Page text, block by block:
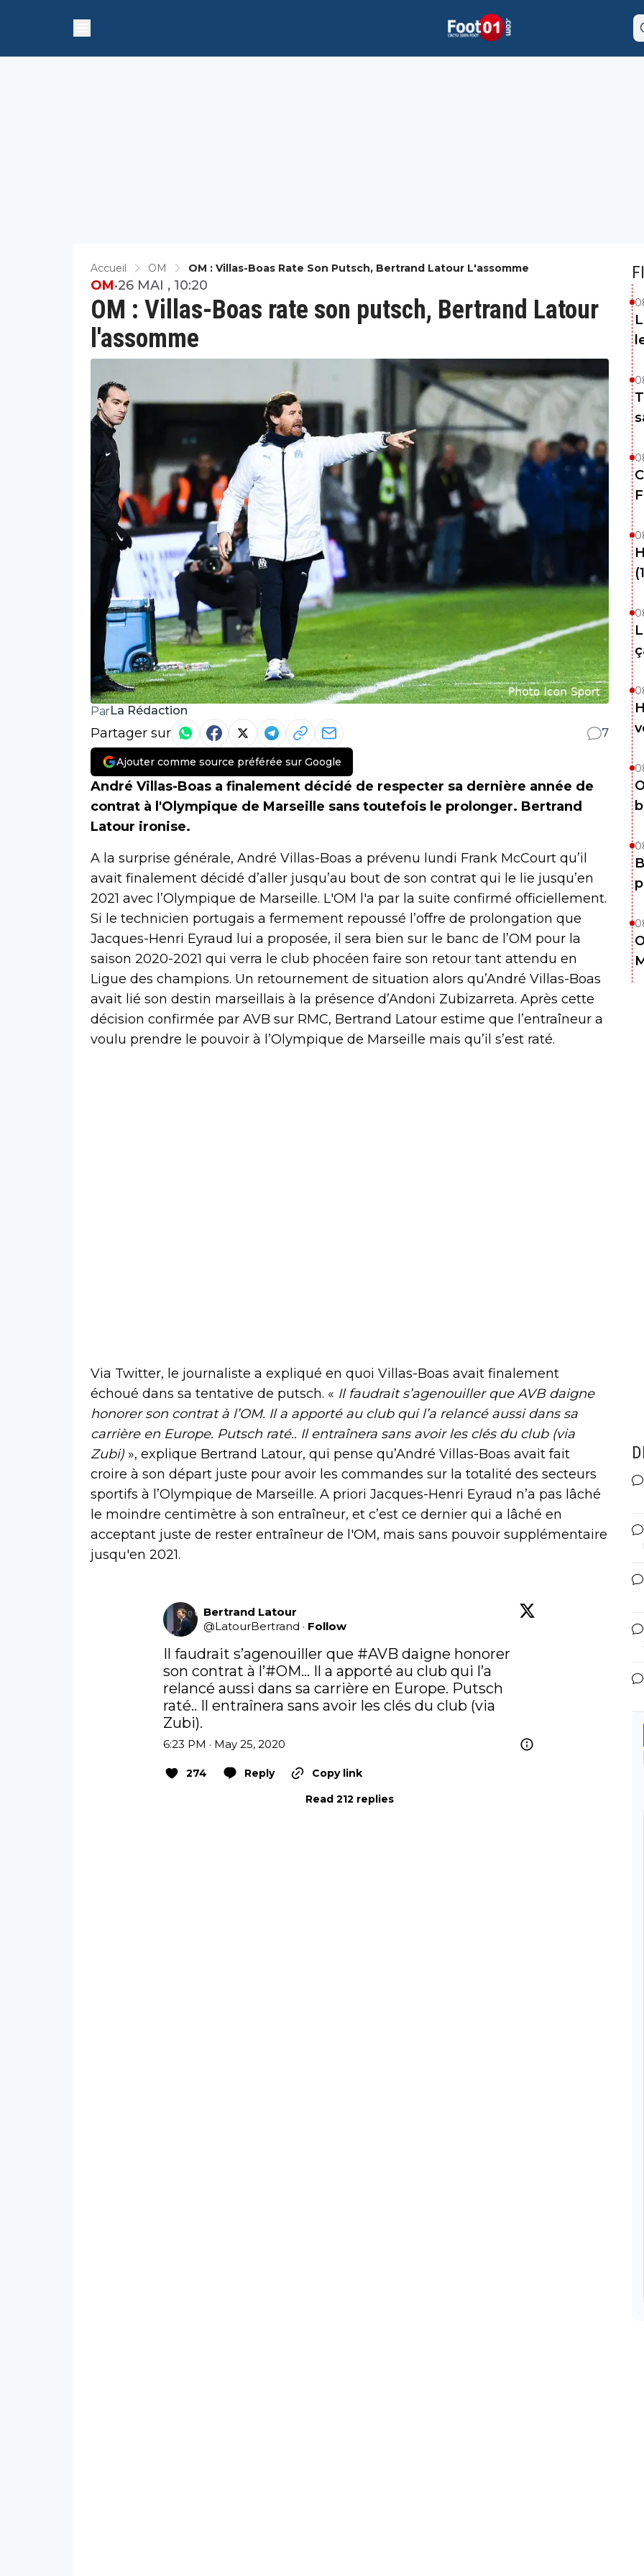
Accueil OM OM : Villas-Boas Rate Son Putsch, Bertrand Latour L'assomme
OM : Villas-Boas rate son putsch, Bertrand Latour
l'assomme
OM•26 MAI , 10:20
ParLa Rédaction
Partager sur 7
Ajouter comme source préférée sur Google
André Villas-Boas a finalement décidé de respecter sa dernière année de
contrat à l'Olympique de Marseille sans toutefois le prolonger. Bertrand
Latour ironise.
A la surprise générale, André Villas-Boas a prévenu lundi Frank McCourt qu’il
avait finalement décidé d’aller jusqu’au bout de son contrat qui le lie jusqu’en
2021 avec l’Olympique de Marseille. L'OM l'a par la suite confirmé officiellement.
Si le technicien portugais a fermement repoussé l’offre de prolongation que
Jacques-Henri Eyraud lui a proposée, il sera bien sur le banc de l’OM pour la
saison 2020-2021 qui verra le club phocéen faire son retour tant attendu en
Ligue des champions. Un retournement de situation alors qu’André Villas-Boas
avait lié son destin marseillais à la présence d’Andoni Zubizarreta. Après cette
décision confirmée par AVB sur RMC, Bertrand Latour estime que l’entraîneur a
voulu prendre le pouvoir à l’Olympique de Marseille mais qu’il s’est raté.
Via Twitter, le journaliste a expliqué en quoi Villas-Boas avait finalement
échoué dans sa tentative de putsch. « Il faudrait s’agenouiller que AVB daigne
honorer son contrat à l’OM. Il a apporté au club qui l’a relancé aussi dans sa
carrière en Europe. Putsch raté.. Il entraînera sans avoir les clés du club (via
Zubi) », explique Bertrand Latour, qui pense qu’André Villas-Boas avait fait
croire à son départ juste pour avoir les commandes sur la totalité des secteurs
sportifs à l’Olympique de Marseille. A priori Jacques-Henri Eyraud n’a pas lâché
le moindre centimètre à son entraîneur, et c’est ce dernier qui a lâché en
acceptant juste de rester entraîneur de l'OM, mais sans pouvoir supplémentaire
jusqu'en 2021.
Bertrand Latour
@LatourBertrand · Follow
Il faudrait s’agenouiller que #AVB daigne honorer
son contrat à l’#OM... Il a apporté au club qui l’a
relancé aussi dans sa carrière en Europe. Putsch
raté.. Il entraînera sans avoir les clés du club (via
Zubi).
6:23 PM · May 25, 2020
274 Reply
Copy link
Read 212 replies